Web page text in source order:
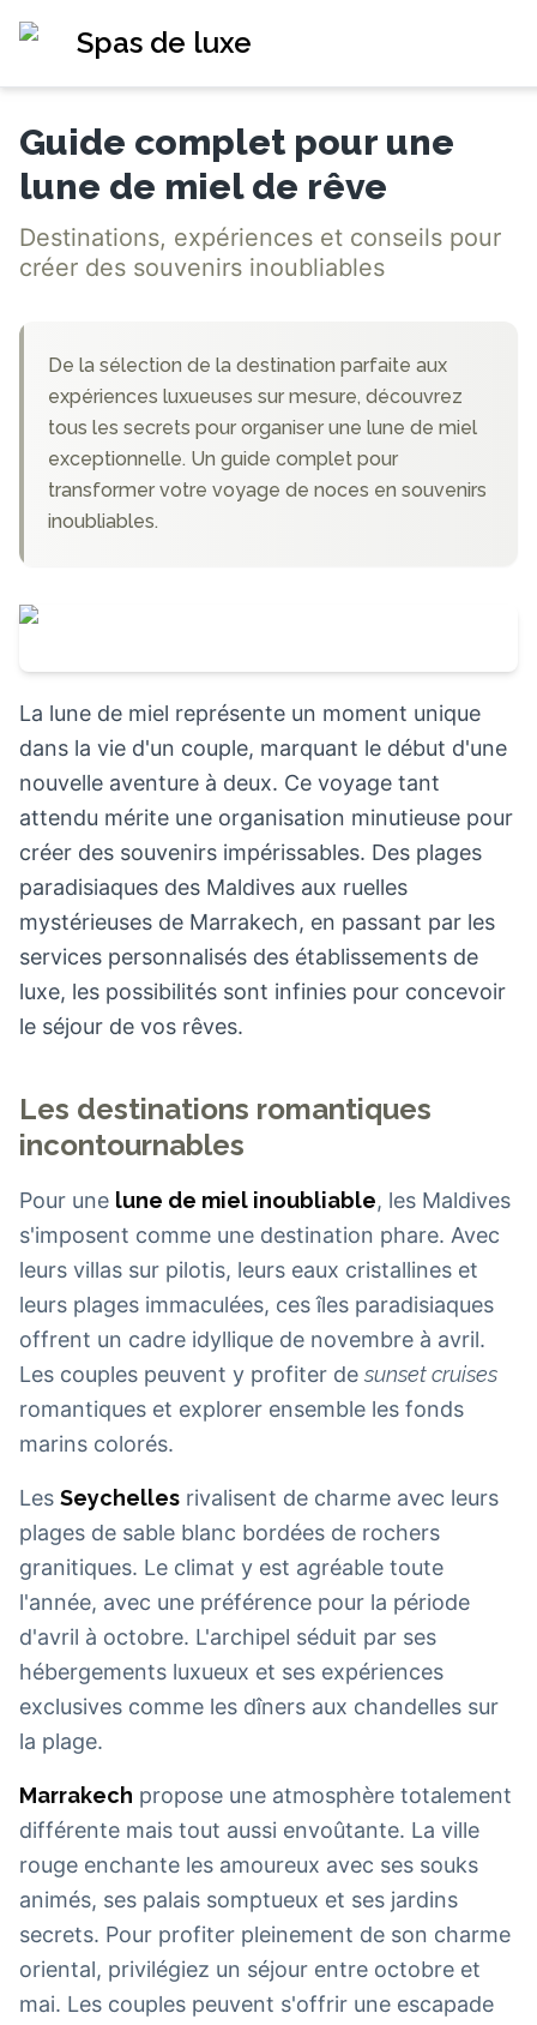
Spas de luxe
Guide complet pour une
lune de miel de rêve
Destinations, expériences et conseils pour
créer des souvenirs inoubliables
De la sélection de la destination parfaite aux
expériences luxueuses sur mesure, découvrez
tous les secrets pour organiser une lune de miel
exceptionnelle. Un guide complet pour
transformer votre voyage de noces en souvenirs
inoubliables.
La lune de miel représente un moment unique
dans la vie d'un couple, marquant le début d'une
nouvelle aventure à deux. Ce voyage tant
attendu mérite une organisation minutieuse pour
créer des souvenirs impérissables. Des plages
paradisiaques des Maldives aux ruelles
mystérieuses de Marrakech, en passant par les
services personnalisés des établissements de
luxe, les possibilités sont infinies pour concevoir
le séjour de vos rêves.
Les destinations romantiques
incontournables
Pour une lune de miel inoubliable, les Maldives
s'imposent comme une destination phare. Avec
leurs villas sur pilotis, leurs eaux cristallines et
leurs plages immaculées, ces îles paradisiaques
offrent un cadre idyllique de novembre à avril.
Les couples peuvent y profiter desunset cruises
romantiques et explorer ensemble les fonds
marins colorés.
Les Seychelles rivalisent de charme avec leurs
plages de sable blanc bordées de rochers
granitiques. Le climat y est agréable toute
l'année, avec une préférence pour la période
d'avril à octobre. L'archipel séduit par ses
hébergements luxueux et ses expériences
exclusives comme les dîners aux chandelles sur
la plage.
Marrakech propose une atmosphère totalement
différente mais tout aussi envoûtante. La ville
rouge enchante les amoureux avec ses souks
animés, ses palais somptueux et ses jardins
secrets. Pour profiter pleinement de son charme
oriental, privilégiez un séjour entre octobre et
mai. Les couples peuvent s'offrir une escapade